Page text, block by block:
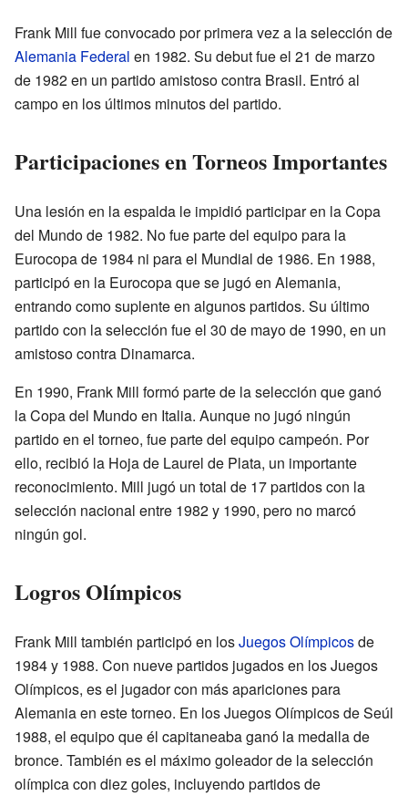
Frank Mill fue convocado por primera vez a la selección de
Alemania Federal en 1982. Su debut fue el 21 de marzo
de 1982 en un partido amistoso contra Brasil. Entró al
campo en los últimos minutos del partido.
Participaciones en Torneos Importantes
Una lesión en la espalda le impidió participar en la Copa
del Mundo de 1982. No fue parte del equipo para la
Eurocopa de 1984 ni para el Mundial de 1986. En 1988,
participó en la Eurocopa que se jugó en Alemania,
entrando como suplente en algunos partidos. Su último
partido con la selección fue el 30 de mayo de 1990, en un
amistoso contra Dinamarca.
En 1990, Frank Mill formó parte de la selección que ganó
la Copa del Mundo en Italia. Aunque no jugó ningún
partido en el torneo, fue parte del equipo campeón. Por
ello, recibió la Hoja de Laurel de Plata, un importante
reconocimiento. Mill jugó un total de 17 partidos con la
selección nacional entre 1982 y 1990, pero no marcó
ningún gol.
Logros Olímpicos
Frank Mill también participó en losJuegos Olímpicosde
1984 y 1988. Con nueve partidos jugados en los Juegos
Olímpicos, es el jugador con más apariciones para
Alemania en este torneo. En los Juegos Olímpicos de Seúl
1988, el equipo que él capitaneaba ganó la medalla de
bronce. También es el máximo goleador de la selección
olímpica con diez goles, incluyendo partidos de